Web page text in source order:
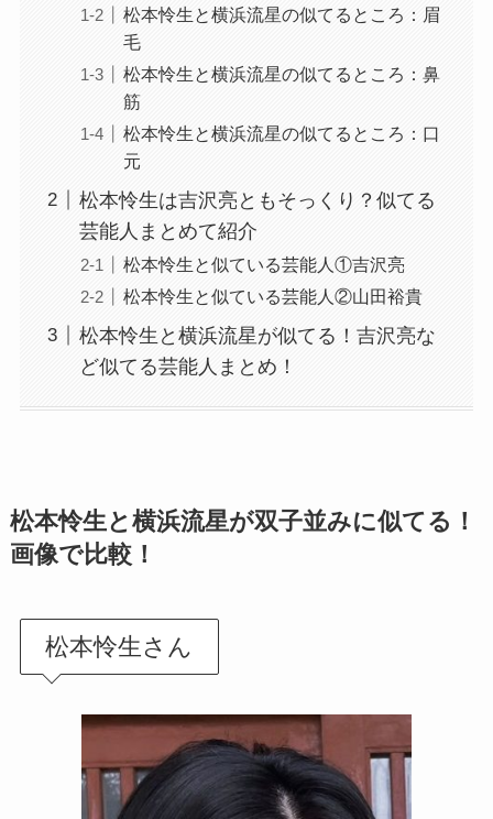
松本怜生と横浜流星の似てるところ：眉
毛
松本怜生と横浜流星の似てるところ：鼻
筋
松本怜生と横浜流星の似てるところ：口
元
松本怜生は吉沢亮ともそっくり？似てる
芸能人まとめて紹介
松本怜生と似ている芸能人①吉沢亮
松本怜生と似ている芸能人②山田裕貴
松本怜生と横浜流星が似てる！吉沢亮な
ど似てる芸能人まとめ！
松本怜生と横浜流星が双子並みに似てる！
画像で比較！
松本怜生さん